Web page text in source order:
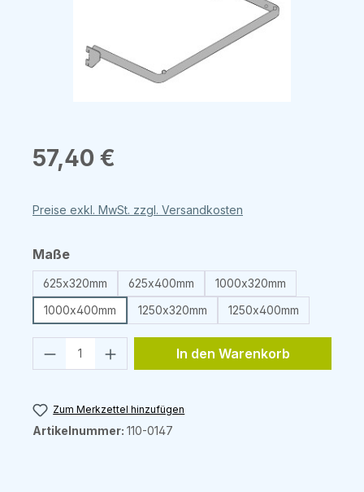
Regulärer Preis:
57,40 €
Preise exkl. MwSt. zzgl. Versandkosten
Maßeauswählen
625x320mm 625x400mm
1000x320mm
1000x400mm
1250x320mm 1250x400mm
Produkt Anzahl: Gib den
In den Warenkorb
Zum Merkzettel hinzufügen
Artikelnummer: 110-0147